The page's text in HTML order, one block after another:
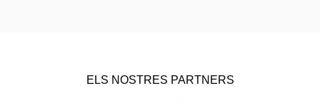
ELS NOSTRES PARTNERS